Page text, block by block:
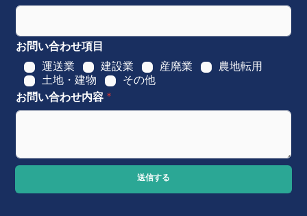
お問い合わせ項目
運送業
建設業 産廃業
農地転用
土地・建物
その他
お問い合わせ内容*
送信する